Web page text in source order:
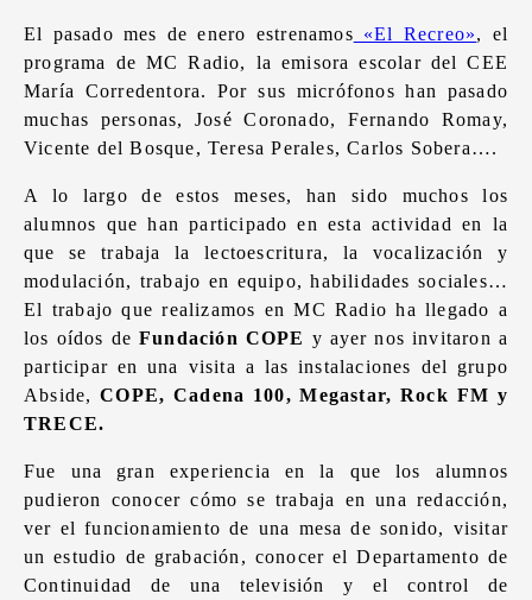
El pasado mes de enero estrenamos «El Recreo», el
programa de MC Radio, la emisora escolar del CEE
María Corredentora. Por sus micrófonos han pasado
muchas personas, José Coronado, Fernando Romay,
Vicente del Bosque, Teresa Perales, Carlos Sobera….
A lo largo de estos meses, han sido muchos los
alumnos que han participado en esta actividad en la
que se trabaja la lectoescritura, la vocalización y
modulación, trabajo en equipo, habilidades sociales…
El trabajo que realizamos en MC Radio ha llegado a
los oídos de Fundación COPE y ayer nos invitaron a
participar en una visita a las instalaciones del grupo
Abside,COPE, Cadena 100, Megastar, Rock FM y
TRECE.
Fue una gran experiencia en la que los alumnos
pudieron conocer cómo se trabaja en una redacción,
ver el funcionamiento de una mesa de sonido, visitar
un estudio de grabación, conocer el Departamento de
Continuidad de una televisión y el control de